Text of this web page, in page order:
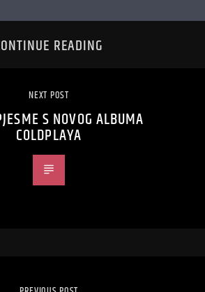
READING
NEXT POST
S NOVOG ALBUMA
COLDPLAYA